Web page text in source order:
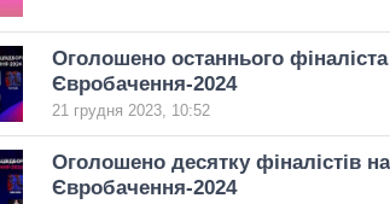
Оголошено останнього
Євробачення-2024
21 грудня 2023, 10:52
Оголошено десятку фіналістів
Євробачення-2024